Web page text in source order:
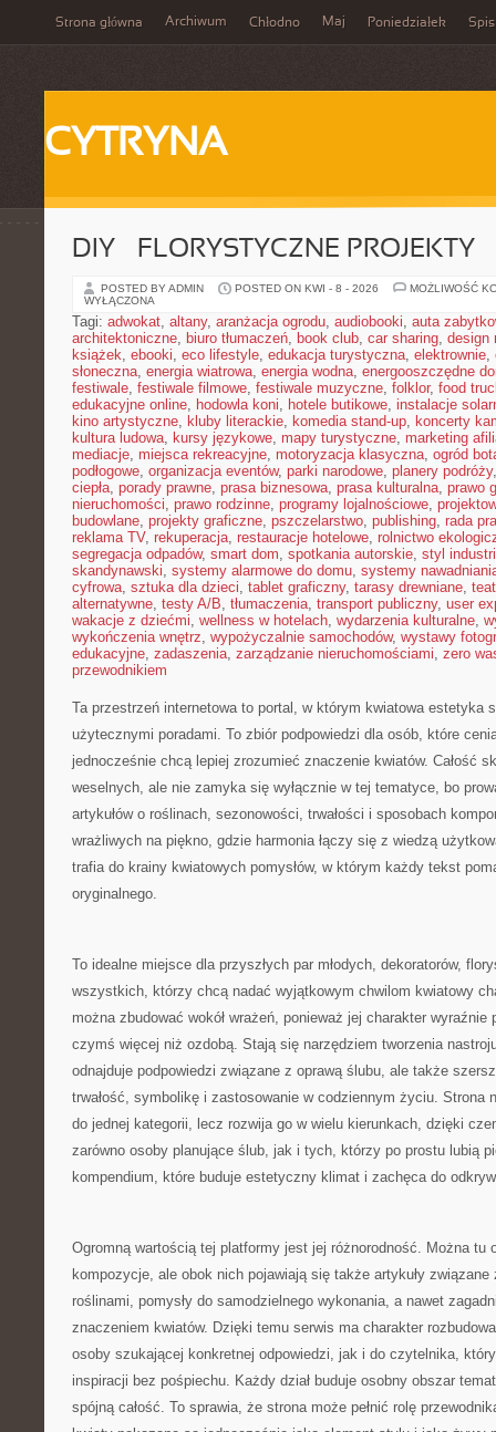
Strona główna Archiwum Chłodno Maj Poniedziałek Spis
CYTRYNA
DIY – FLORYSTYCZNE PROJEKTY
POSTED BY ADMIN POSTED ON KWI - 8 - 2026
MOŻLIWOŚĆ
WYŁĄCZONA
Tagi: adwokat, altany, aranżacja ogrodu, audiobooki, auta
architektoniczne, biuro tłumaczeń, book club, car sharing, design
książek, ebooki, eco lifestyle, edukacja turystyczna, elektrownie,
słoneczna, energia wiatrowa, energia wodna, energooszczędne
festiwale, festiwale filmowe, festiwale muzyczne, folklor, food
edukacyjne online, hodowla koni, hotele butikowe, instalacje
kino artystyczne, kluby literackie, komedia stand-up, koncerty
kultura ludowa, kursy językowe, mapy turystyczne, marketing
mediacje, miejsca rekreacyjne, motoryzacja klasyczna, ogród
podłogowe, organizacja eventów, parki narodowe, planery podróży
ciepła, porady prawne, prasa biznesowa, prasa kulturalna, prawo
nieruchomości, prawo rodzinne, programy lojalnościowe,
budowlane, projekty graficzne, pszczelarstwo, publishing, rada
reklama TV, rekuperacja, restauracje hotelowe, rolnictwo
segregacja odpadów, smart dom, spotkania autorskie, styl
skandynawski, systemy alarmowe do domu, systemy
cyfrowa, sztuka dla dzieci, tablet graficzny, tarasy drewniane,
alternatywne, testy A/B, tłumaczenia, transport publiczny, user
wakacje z dziećmi, wellness w hotelach, wydarzenia kulturalne,
wykończenia wnętrz, wypożyczalnie samochodów, wystawy
edukacyjne, zadaszenia, zarządzanie nieruchomościami, zero
przewodnikiem
Ta przestrzeń internetowa to portal, w którym kwiatowa estetyka
użytecznymi poradami. To zbiór podpowiedzi dla osób, które
jednocześnie chcą lepiej zrozumieć znaczenie kwiatów. Całość
weselnych, ale nie zamyka się wyłącznie w tej tematyce, bo
artykułów o roślinach, sezonowości, trwałości i sposobach
wrażliwych na piękno, gdzie harmonia łączy się z wiedzą
trafia do krainy kwiatowych pomysłów, w którym każdy tekst
oryginalnego.
To idealne miejsce dla przyszłych par młodych, dekoratorów,
wszystkich, którzy chcą nadać wyjątkowym chwilom kwiatowy
można zbudować wokół wrażeń, ponieważ jej charakter
czymś więcej niż ozdobą. Stają się narzędziem tworzenia
odnajduje podpowiedzi związane z oprawą ślubu, ale także
trwałość, symbolikę i zastosowanie w codziennym życiu. Strona
do jednej kategorii, lecz rozwija go w wielu kierunkach, dzięki
zarówno osoby planujące ślub, jak i tych, którzy po prostu lubią
kompendium, które buduje estetyczny klimat i zachęca do
Ogromną wartością tej platformy jest jej różnorodność. Można tu
kompozycje, ale obok nich pojawiają się także artykuły
roślinami, pomysły do samodzielnego wykonania, a nawet
znaczeniem kwiatów. Dzięki temu serwis ma charakter
osoby szukającej konkretnej odpowiedzi, jak i do czytelnika,
inspiracji bez pośpiechu. Każdy dział buduje osobny obszar
spójną całość. To sprawia, że strona może pełnić rolę